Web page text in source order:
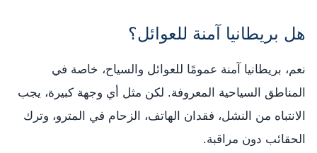
هل بريطانيا آمنة للعوائل؟
نعم، بريطانيا آمنة عمومًا للعوائل والسياح، خاصة في
المناطق السياحية المعروفة. لكن مثل أي وجهة كبيرة، يجب
الانتباه من النشل، فقدان الهاتف، الزحام في المترو، وترك
الحقائب دون مراقبة.